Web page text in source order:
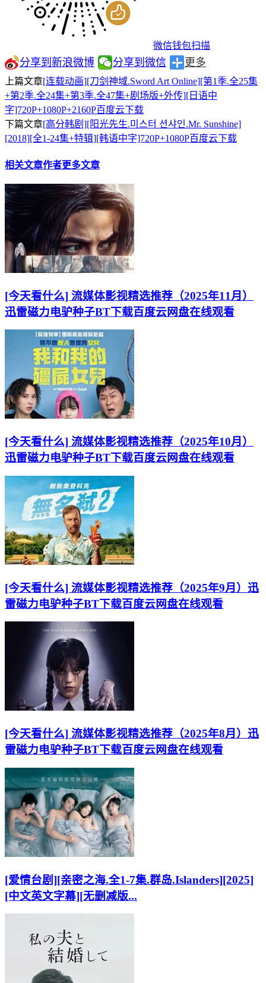
微信钱包扫描
分享到新浪微博 分享到微信 更多
上篇文章[连载动画][刀剑神域.Sword Art Online][第1季.全25集
+第2季.全24集+第3季.全47集+剧场版+外传][日语中
字]720P+1080P+2160P百度云下载
下篇文章[高分韩剧][阳光先生.미스터 션샤인.Mr. Sunshine]
[2018][全1-24集+特辑][韩语中字]720P+1080P百度云下载
相关文章作者更多文章
[今天看什么] 流媒体影视精选推荐（2025年11月）
迅雷磁力电驴种子BT下载百度云网盘在线观看
[今天看什么] 流媒体影视精选推荐（2025年10月）
迅雷磁力电驴种子BT下载百度云网盘在线观看
[今天看什么] 流媒体影视精选推荐（2025年9月）迅
雷磁力电驴种子BT下载百度云网盘在线观看
[今天看什么] 流媒体影视精选推荐（2025年8月）迅
雷磁力电驴种子BT下载百度云网盘在线观看
[爱情台剧][亲密之海.全1-7集.群岛.Islanders][2025]
[中文英文字幕][无删减版...